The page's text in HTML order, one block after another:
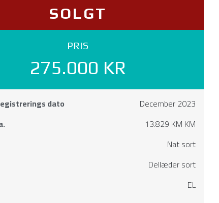
SOLGT
PRIS
275.000 KR
dato
December 2023
13.829 KM KM
Nat sort
Dellæder sort
EL